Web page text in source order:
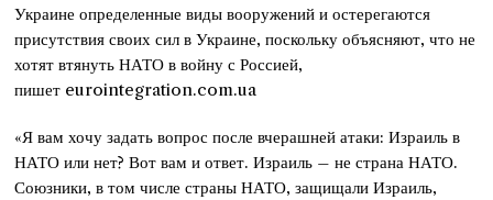
Украине определенные виды вооружений и остерегаются
присутствия своих сил в Украине, поскольку объясняют, что не
хотят втянуть НАТО в войну с Россией,
пишет eurointegration.com.ua
«Я вам хочу задать вопрос после вчерашней атаки: Израиль в
НАТО или нет? Вот вам и ответ. Израиль – не страна НАТО.
Союзники, в том числе страны НАТО, защищали Израиль,